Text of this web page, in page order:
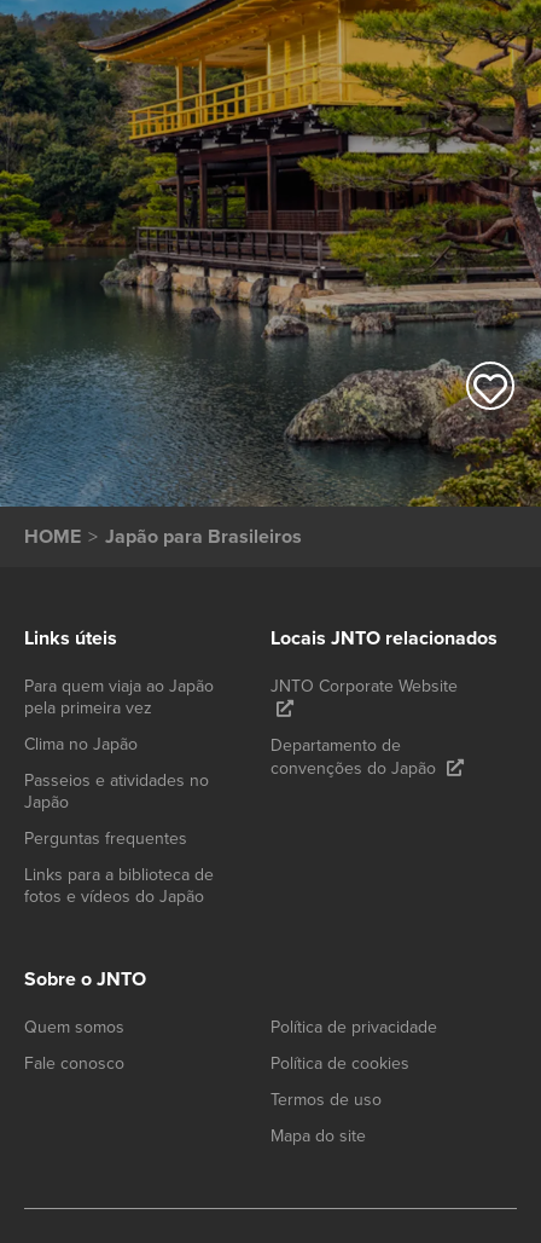
HOME Japão para Brasileiros
Links úteis
Para quem viaja ao Japão
pela primeira vez
Clima no Japão
Passeios e atividades no
Japão
Perguntas frequentes
Links para a biblioteca de
fotos e vídeos do Japão
Locais JNTO relacionados
JNTO Corporate Website
Departamento de
convenções do Japão
Sobre o JNTO
Quem somos
Fale conosco
Política de privacidade
Política de cookies
Termos de uso
Mapa do site